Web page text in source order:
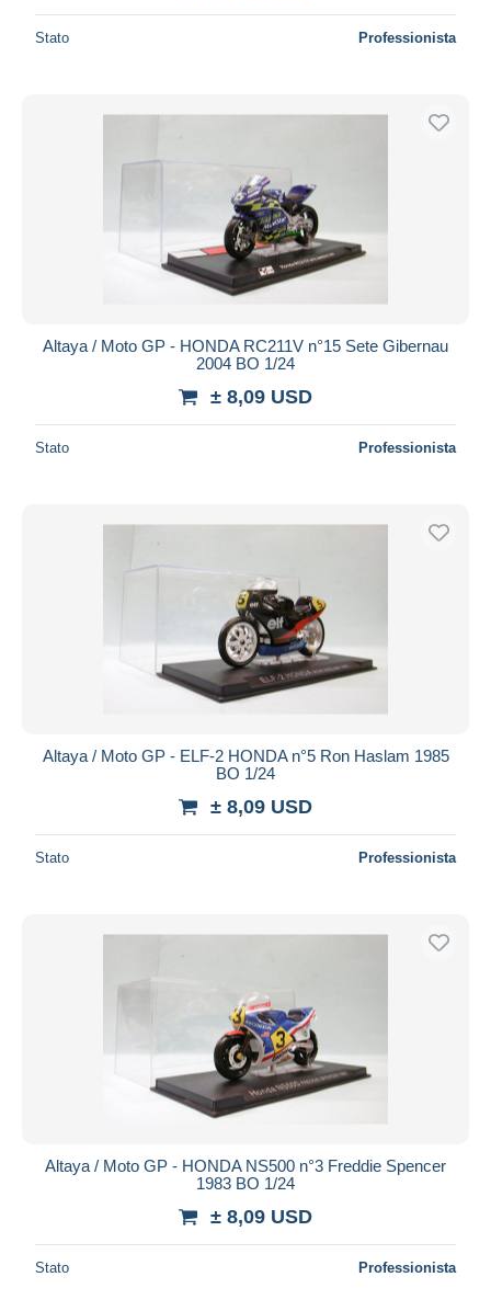
Stato Professionista
Altaya / Moto GP - HONDA RC211V n°15 Sete Gibernau
2004 BO 1/24
± 8,09 USD
Stato Professionista
Altaya / Moto GP - ELF-2 HONDA n°5 Ron Haslam 1985
BO 1/24
± 8,09 USD
Stato Professionista
Altaya / Moto GP - HONDA NS500 n°3 Freddie Spencer
1983 BO 1/24
± 8,09 USD
Stato Professionista